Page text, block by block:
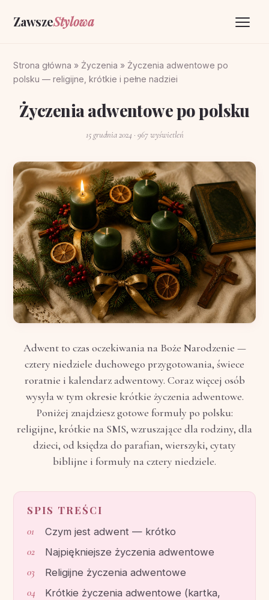
ZawszeStylowa
Życzenia
O portalu
Strona główna » Życzenia » Życzenia adwentowe po
polsku — religijne, krótkie i pełne nadziei
Życzenia adwentowe po polsku
15 grudnia 2024 · 967 wyświetleń
Adwent to czas oczekiwania na Boże Narodzenie —
cztery niedziele duchowego przygotowania, świece
roratnie i kalendarz adwentowy. Coraz więcej osób
wysyła w tym okresie krótkie życzenia adwentowe.
Poniżej znajdziesz gotowe formuły po polsku:
religijne, krótkie na SMS, wzruszające dla rodziny, dla
dzieci, od księdza do parafian, wierszyki, cytaty
biblijne i formuły na cztery niedziele.
SPIS TREŚCI
Czym jest adwent — krótko
Najpiękniejsze życzenia adwentowe
Religijne życzenia adwentowe
Krótkie życzenia adwentowe (kartka,